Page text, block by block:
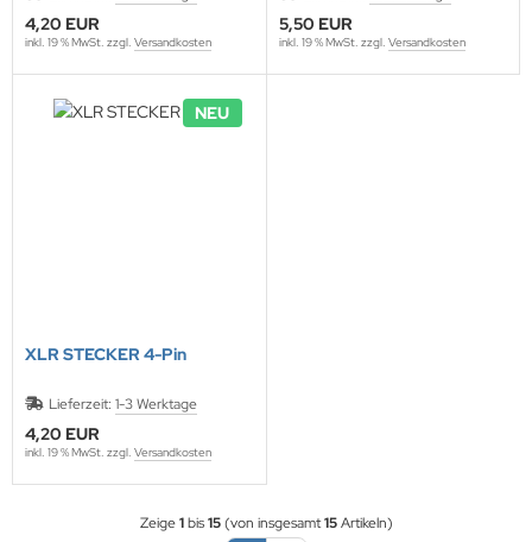
4,20 EUR
inkl. 19 % MwSt. zzgl. Versandkosten
5,50 EUR
inkl. 19 % MwSt. zzgl. Versandkosten
NEU
XLR STECKER 4-Pin
Lieferzeit: 1-3 Werktage
4,20 EUR
inkl. 19 % MwSt. zzgl. Versandkosten
Zeige1bis15(von insgesamt15Artikeln)